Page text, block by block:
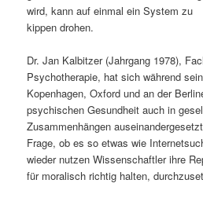
s
r
i
n
g
l
s
p
r
wird, kann auf einmal ein System zu
kippen drohen.
Dr. Jan Kalbitzer (Jahrgang 1978),
Psychotherapie, hat sich während
Kopenhagen, Oxford und an der
psychischen Gesundheit auch in
Zusammenhängen
Frage, ob es so etwas wie
wieder nutzen Wissenschaftler ihre
für moralisch richtig halten,